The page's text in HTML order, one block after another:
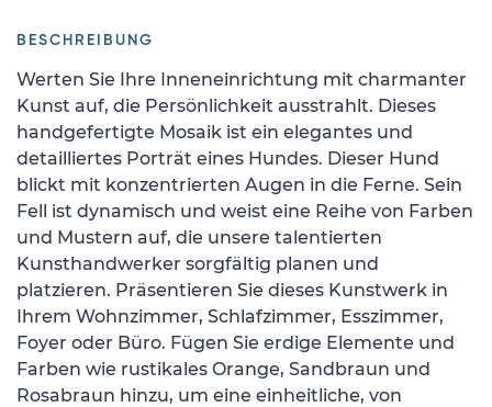
BESCHREIBUNG
Werten Sie Ihre Inneneinrichtung mit charmanter
Kunst auf, die Persönlichkeit ausstrahlt. Dieses
handgefertigte Mosaik ist ein elegantes und
detailliertes Porträt eines Hundes. Dieser Hund
blickt mit konzentrierten Augen in die Ferne. Sein
Fell ist dynamisch und weist eine Reihe von Farben
und Mustern auf, die unsere talentierten
Kunsthandwerker sorgfältig planen und
platzieren. Präsentieren Sie dieses Kunstwerk in
Ihrem Wohnzimmer, Schlafzimmer, Esszimmer,
Foyer oder Büro. Fügen Sie erdige Elemente und
Farben wie rustikales Orange, Sandbraun und
Rosabraun hinzu, um eine einheitliche, von